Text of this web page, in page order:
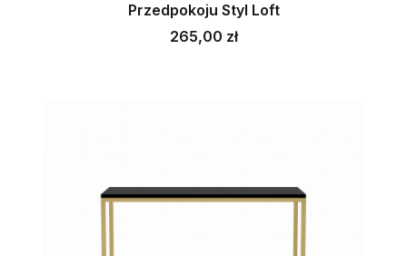
Przedpokoju Styl Loft
Cena
265,00 zł